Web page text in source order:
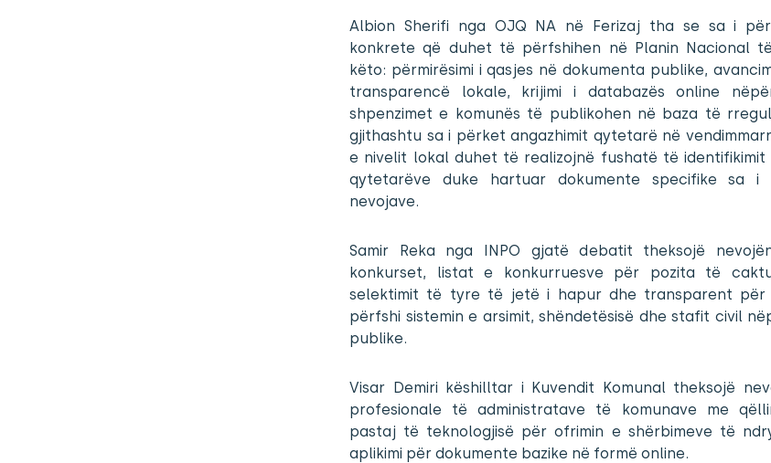
Albion Sherifi nga OJQ NA në Ferizaj tha se sa i
konkrete që duhet të përfshihen në Planin Nacional
këto: përmirësimi i qasjes në dokumenta publike,
transparencë lokale, krijimi i databazës online
shpenzimet e komunës të publikohen në baza të
gjithashtu sa i përket angazhimit qytetarë në
e nivelit lokal duhet të realizojnë fushatë të
qytetarëve duke hartuar dokumente specifike sa i
nevojave.
Samir Reka nga INPO gjatë debatit theksojë
konkurset, listat e konkurruesve për pozita të
selektimit të tyre të jetë i hapur dhe transparent për
përfshi sistemin e arsimit, shëndetësisë dhe stafit civil
publike.
Visar Demiri këshilltar i Kuvendit Komunal theksojë
profesionale të administratave të komunave me
pastaj të teknologjisë për ofrimin e shërbimeve të
aplikimi për dokumente bazike në formë online.